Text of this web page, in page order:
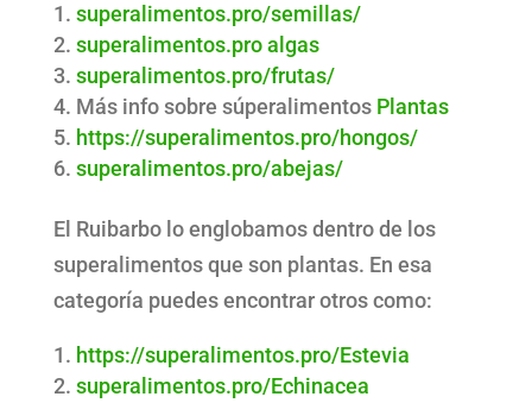
superalimentos.pro/semillas/
superalimentos.pro algas
superalimentos.pro/frutas/
Más info sobre súperalimentos Plantas
https://superalimentos.pro/hongos/
superalimentos.pro/abejas/
El Ruibarbo lo englobamos dentro de los
superalimentos que son plantas. En esa
categoría puedes encontrar otros como:
https://superalimentos.pro/Estevia
superalimentos.pro/Echinacea